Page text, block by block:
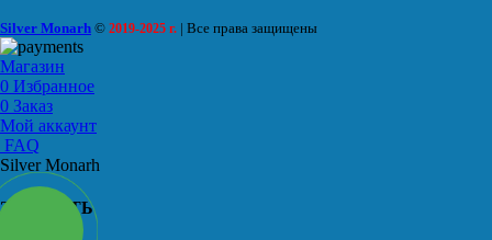
Silver Monarh © 2019-2025 г. | Все права защищены
Магазин
0 Избранное
0 Заказ
Мой аккаунт
FAQ
Silver Monarh
ЗАКАЗАТЬ